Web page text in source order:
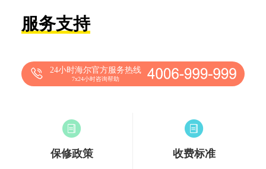
服务支持
24小时海尔官方服务热线
7x24小时咨询帮助
保修政策 收费标准